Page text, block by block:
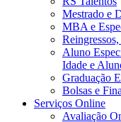
Mestrado e
MBA e
Aluno
Idade e
Graduação
Bolsas e
Serviços Online
Avaliação